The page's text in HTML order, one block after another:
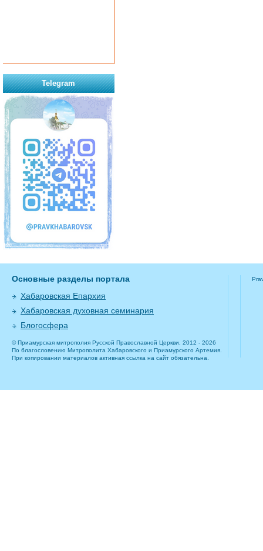
Telegram
Основные разделы портала
Хабаровская Епархия
Хабаровская духовная семинария
Блогосфера
© Приамурская митрополия Русской Православной Церкви, 2012 - 2026
По благословению Митрополита Хабаровского и Приамурского Артемия.
При копировании материалов активная ссылка на сайт обязательна.